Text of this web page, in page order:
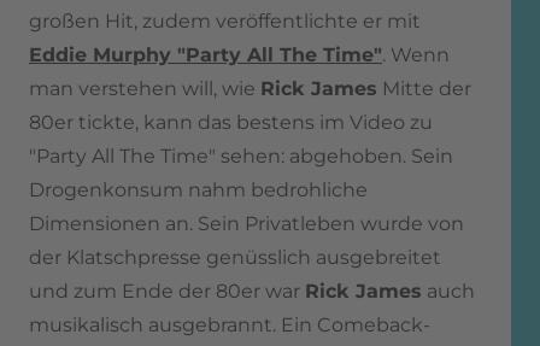
großen Hit, zudem veröffentlichte er mit
Eddie Murphy "Party All The Time". Wenn
man verstehen will, wie Rick James Mitte der
80er tickte, kann das bestens im Video zu
"Party All The Time" sehen: abgehoben. Sein
Drogenkonsum nahm bedrohliche
Dimensionen an. Sein Privatleben wurde von
der Klatschpresse genüsslich ausgebreitet
und zum Ende der 80er war Rick James auch
musikalisch ausgebrannt. Ein Comeback-